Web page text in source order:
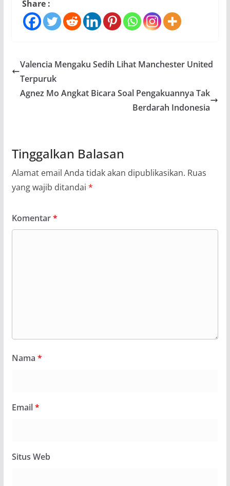
Share :
Valencia Mengaku Sedih Lihat Manchester United
Terpuruk
Agnez Mo Angkat Bicara Soal Pengakuannya Tak
Berdarah Indonesia
Tinggalkan Balasan
Alamat email Anda tidak akan dipublikasikan. Ruas
yang wajib ditandai *
Komentar*
Nama *
Email*
Situs Web